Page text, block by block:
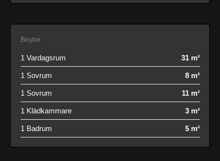
Boytor
1 Vardagsrum 31 m²
1 Sovrum 8 m²
1 Sovrum 11 m²
1 Klädkammare 3 m²
1 Badrum 5 m²